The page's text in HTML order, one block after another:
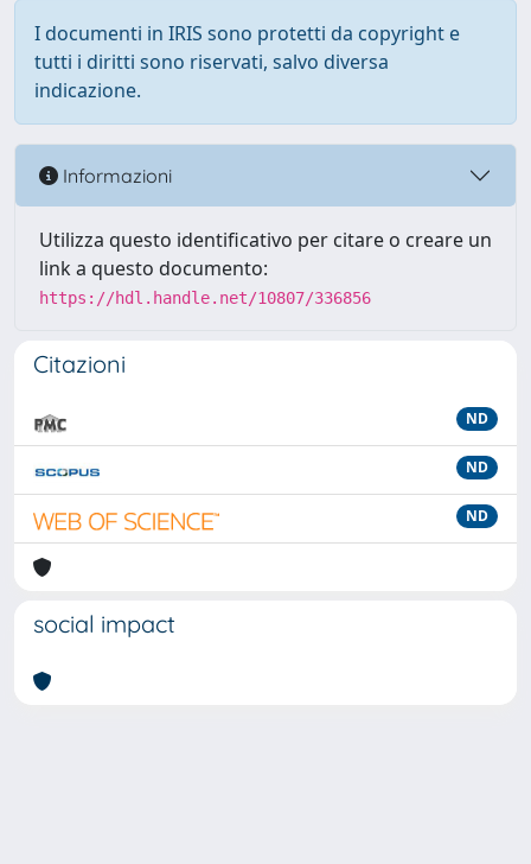
I documenti in IRIS sono protetti da copyright e
tutti i diritti sono riservati, salvo diversa
indicazione.
Informazioni
Utilizza questo identificativo per citare o creare un
link a questo documento:
https://hdl.handle.net/10807/336856
Citazioni
ND
ND
ND
social impact